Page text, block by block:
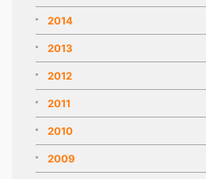
2014
2013
2012
2011
2010
2009